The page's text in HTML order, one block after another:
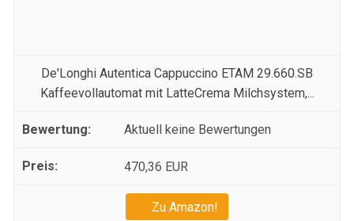
De'Longhi Autentica Cappuccino ETAM 29.660.SB
Kaffeevollautomat mit LatteCrema Milchsystem,...
Aktuell keine Bewertungen
470,36 EUR
Zu Amazon!